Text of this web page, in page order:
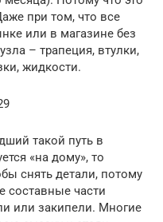
при том, что все
или в магазине без
– трапеция, втулки,
жидкости.
такой путь в
«на дому», то
снять детали, потому
составные части
или закипели. Многие